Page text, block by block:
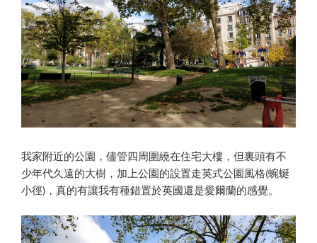
我家附近的公園，儘管四周圍繞在住宅大樓，但裏頭有不
少年代久遠的大樹，加上公園的設置走英式公園風格(蜿蜒
小徑)，真的有讓我有種錯置於英國還是愛爾蘭的感覺。